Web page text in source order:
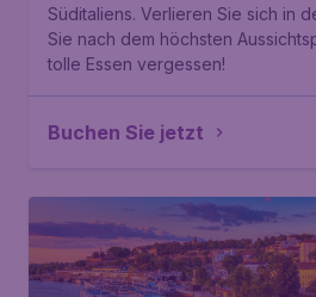
Süditaliens. Verlieren Sie sich in
Sie nach dem höchsten
tolle Essen vergessen!
Buchen Sie jetzt